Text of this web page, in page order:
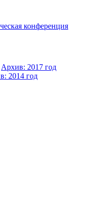
конференция
Архив: 2017 год
2014 год